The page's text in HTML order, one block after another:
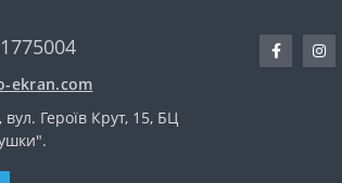
ekran.com
Героїв Крут, 15, БЦ